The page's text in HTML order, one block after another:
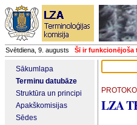
Svētdiena, 9. augusts Šī ir funkcionējoša
Sākumlapa
Terminu datubāze
Struktūra un principi
Apakškomisijas
Sēdes
LZA